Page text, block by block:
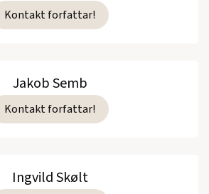
Kontakt forfattar!
Jakob Semb
Kontakt forfattar!
Ingvild Skølt